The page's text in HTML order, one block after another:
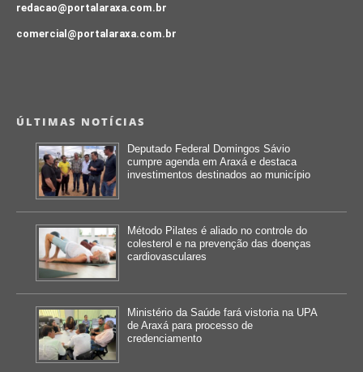
redacao@portalaraxa.com.br
comercial@portalaraxa.com.br
ÚLTIMAS NOTÍCIAS
Deputado Federal Domingos Sávio
cumpre agenda em Araxá e destaca
investimentos destinados ao município
Método Pilates é aliado no controle do
colesterol e na prevenção das doenças
cardiovasculares
Ministério da Saúde fará vistoria na UPA
de Araxá para processo de
credenciamento